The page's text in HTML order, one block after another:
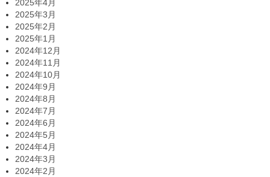
2025年4月
2025年3月
2025年2月
2025年1月
2024年12月
2024年11月
2024年10月
2024年9月
2024年8月
2024年7月
2024年6月
2024年5月
2024年4月
2024年3月
2024年2月